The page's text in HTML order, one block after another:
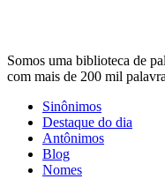
Somos uma biblioteca de
com mais de 200 mil
Sinônimos
Destaque do dia
Antônimos
Blog
Nomes